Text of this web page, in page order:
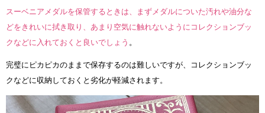
スーベニアメダルを保管するときは、まずメダルについた汚れや油分な
どをきれいに拭き取り、あまり空気に触れないようにコレクションブッ
クなどに入れておくと良いでしょう 。
完璧にピカピカのままで保存するのは難しいですが、コレクションブッ
クなどに収納しておくと劣化が軽減されます。